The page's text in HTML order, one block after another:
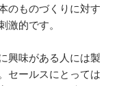
のものづくりに対す
的です。
興味がある人には製
セールスにとっては